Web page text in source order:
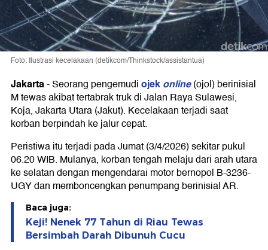
Foto: Ilustrasi kecelakaan (detikcom/Thinkstock/assistantua)
Jakarta-Seorang pengemudiojekonline(ojol) berinisial
M tewas akibat tertabrak truk di Jalan Raya Sulawesi,
Koja, Jakarta Utara (Jakut). Kecelakaan terjadi saat
korban berpindah ke jalur cepat.
Peristiwa itu terjadi pada Jumat (3/4/2026) sekitar pukul
06.20 WIB. Mulanya, korban tengah melaju dari arah utara
ke selatan dengan mengendarai motor bernopol B-3236-
UGY dan memboncengkan penumpang berinisial AR.
Baca juga:
Keji! Nenek 77 Tahun di Riau Tewas
Bersimbah Darah Dibunuh Cucu